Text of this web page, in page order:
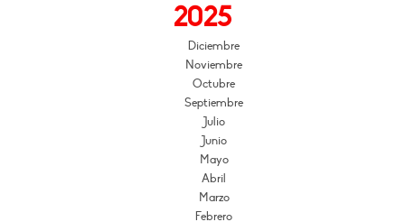
2025
Diciembre
Noviembre
Octubre
Septiembre
Julio
Junio
Mayo
Abril
Marzo
Febrero